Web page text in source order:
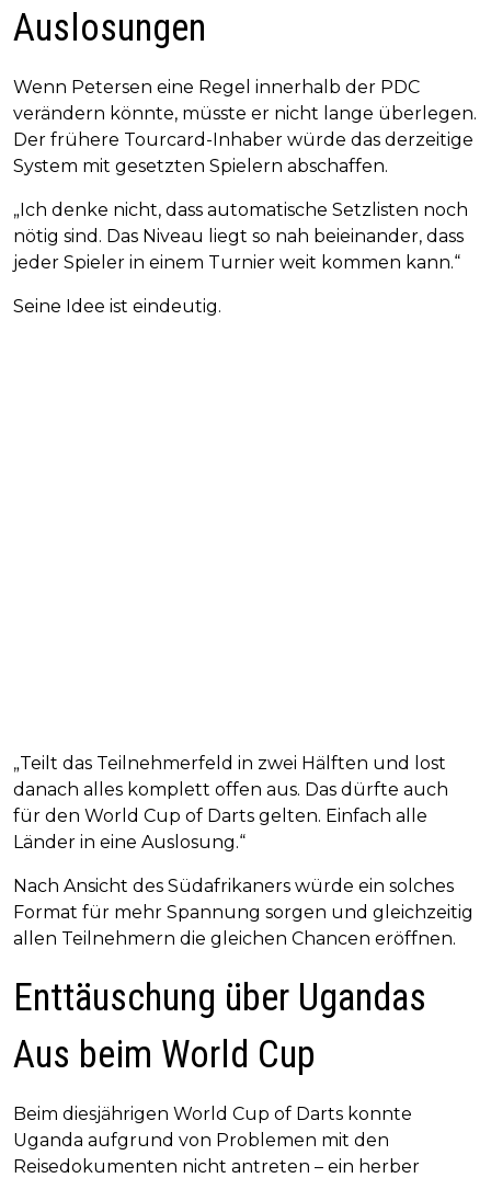
Auslosungen
Wenn Petersen eine Regel innerhalb der PDC
verändern könnte, müsste er nicht lange überlegen.
Der frühere Tourcard-Inhaber würde das derzeitige
System mit gesetzten Spielern abschaffen.
„Ich denke nicht, dass automatische Setzlisten noch
nötig sind. Das Niveau liegt so nah beieinander, dass
jeder Spieler in einem Turnier weit kommen kann.“
Seine Idee ist eindeutig.
„Teilt das Teilnehmerfeld in zwei Hälften und lost
danach alles komplett offen aus. Das dürfte auch
für den World Cup of Darts gelten. Einfach alle
Länder in eine Auslosung.“
Nach Ansicht des Südafrikaners würde ein solches
Format für mehr Spannung sorgen und gleichzeitig
allen Teilnehmern die gleichen Chancen eröffnen.
Enttäuschung über Ugandas
Aus beim World Cup
Beim diesjährigen World Cup of Darts konnte
Uganda aufgrund von Problemen mit den
Reisedokumenten nicht antreten – ein herber